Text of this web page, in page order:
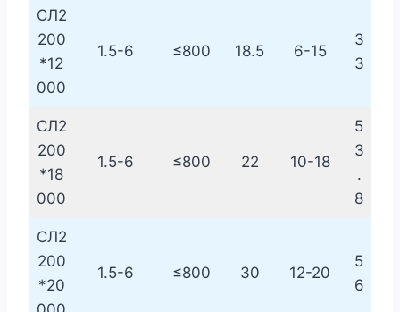
СЛ2
200
*12
000
1.5-6 ≤800 18.5 6-15
3
3
СЛ2
200
*18
000
1.5-6 ≤800 22 10-18
5
3
.
8
СЛ2
200
*20
1.5-6 ≤800 30 12-20
5
6